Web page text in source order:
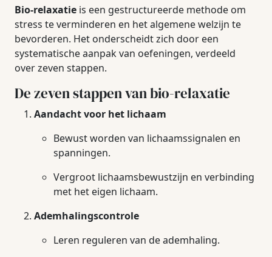
Bio-relaxatie is een gestructureerde methode om
stress te verminderen en het algemene welzijn te
bevorderen. Het onderscheidt zich door een
systematische aanpak van oefeningen, verdeeld
over zeven stappen.
De zeven stappen van bio-relaxatie
Aandacht voor het lichaam
Bewust worden van lichaamssignalen en
spanningen.
Vergroot lichaamsbewustzijn en verbinding
met het eigen lichaam.
Ademhalingscontrole
Leren reguleren van de ademhaling.